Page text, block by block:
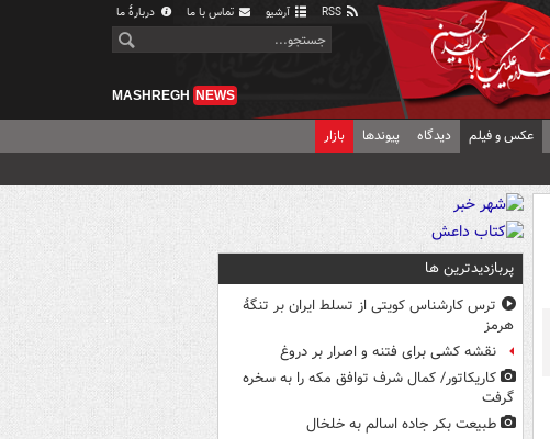
آرشیو تماس با ما دربارهٔ ما
MASHREGH NEWS
عکس و فیلم دیدگاه پیوندها بازار
پربازدیدترین ها
ترس کارشناس کویتی از تسلط ایران بر تنگۀ
هرمز
نقشه کشی برای فتنه و اصرار بر دروغ
کاریکاتور/ کمال شرف توافق مکه را به سخره
گرفت
طبیعت بکر جاده اسالم به خلخال